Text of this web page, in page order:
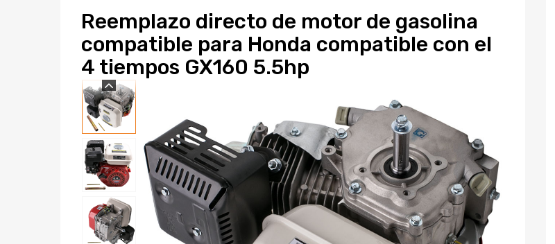
Reemplazo directo de motor de gasolina
compatible para Honda compatible con el
4 tiempos GX160 5.5hp